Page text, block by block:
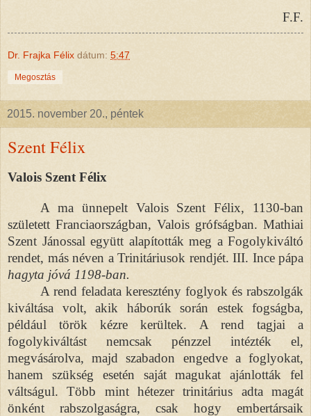
F.F.
Dr. Frajka Félix dátum: 5:47
Megosztás
2015. november 20., péntek
Szent Félix
Valois Szent Félix
A ma ünnepelt Valois Szent Félix, 1130-ban
született Franciaországban, Valois grófságban. Mathiai
Szent Jánossal együtt alapították meg a Fogolykiváltó
rendet, más néven a Trinitáriusok rendjét. III. Ince pápa
hagyta jóvá 1198-ban.
A rend feladata keresztény foglyok és rabszolgák
kiváltása volt, akik háborúk során estek fogságba,
például török kézre kerültek. A rend tagjai a
fogolykiváltást nemcsak pénzzel intézték el,
megvásárolva, majd szabadon engedve a foglyokat,
hanem szükség esetén saját magukat ajánlották fel
váltságul. Több mint hétezer trinitárius adta magát
önként rabszolgaságra, csak hogy embertársaik